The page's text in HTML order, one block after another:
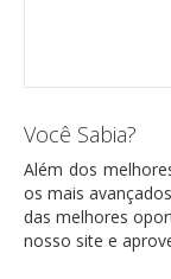
Você Sabia?
Além dos
os mais
das melhores
nosso site e